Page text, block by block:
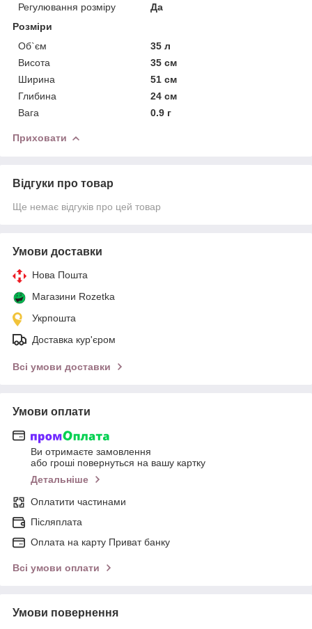
Регулювання розміру
Да
Розміри
Об`єм
35 л
Висота
35 см
Ширина
51 см
Глибина
24 см
Вага
0.9 г
Приховати
Відгуки про товар
Ще немає відгуків про цей товар
Умови доставки
Нова Пошта
Магазини Rozetka
Укрпошта
Доставка кур'єром
Всі умови доставки
Умови оплати
Ви отримаєте замовлення
або гроші повернуться на вашу картку
Детальніше
Оплатити частинами
Післяплата
Оплата на карту Приват банку
Всі умови оплати
Умови повернення